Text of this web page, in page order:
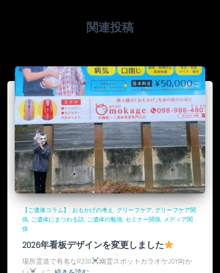
関連投稿
【ご遺体コラム】 おもかげの考え グリーフケア グリーフケア関
係 ご遺体にまつわる話 ご遺体の勉強 セミナー関係 メディア関
係
2026年看板デザインを変更しました
場所霊道で有名なR330
幽霊スポットカラオケJOY向か